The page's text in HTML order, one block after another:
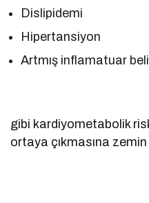
Dislipidemi
Hipertansiyon
Artmış inflamatuar
gibi kardiyometabolik
ortaya çıkmasına